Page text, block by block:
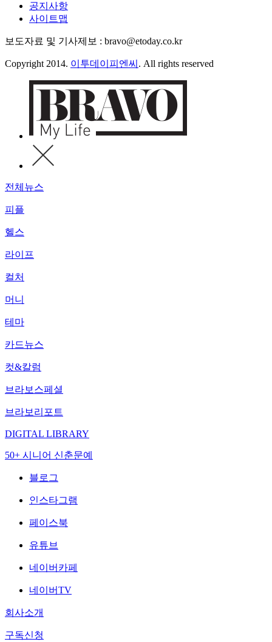
공지사항
사이트맵
보도자료 및 기사제보 : bravo@etoday.co.kr
Copyright 2014. 이투데이피엔씨 . All rights reserved
전체뉴스
피플
헬스
라이프
컬처
머니
테마
카드뉴스
컷&칼럼
브라보스페셜
브라보리포트
DIGITAL LIBRARY
50+ 시니어 신춘문예
블로그
인스타그램
페이스북
유튜브
네이버카페
네이버TV
회사소개
구독신청